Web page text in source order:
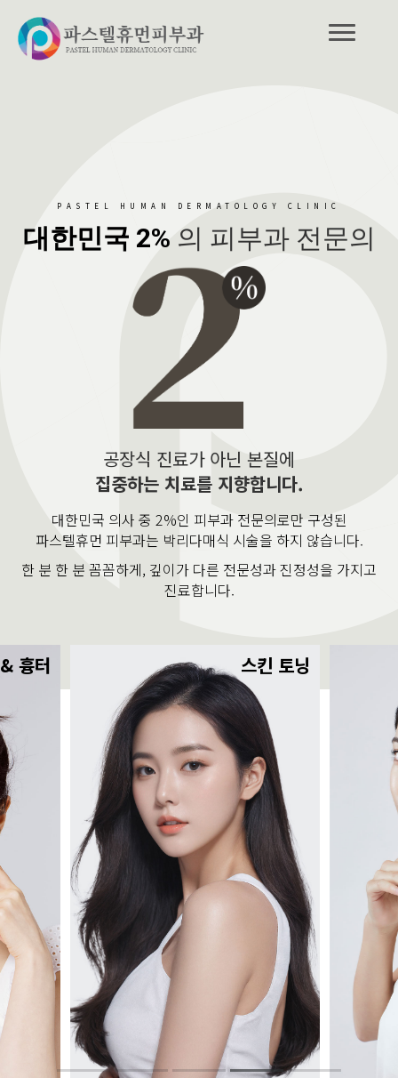
PASTEL HUMAN DERMATOLOGY CLINIC
대한민국 2% 의 피부과 전문의
공장식 진료가 아닌 본질에
집중하는 치료를 지향합니다.
대한민국 의사 중 2%인 피부과 전문의로만 구성된
파스텔휴먼 피부과는 박리다매식 시술을 하지 않습니다.
한 분 한 분 꼼꼼하게, 깊이가 다른 전문성과 진정성을 가지고
진료합니다.
흉터 스킨 토닝